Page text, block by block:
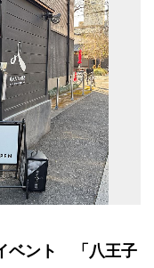
ベント 「八王子